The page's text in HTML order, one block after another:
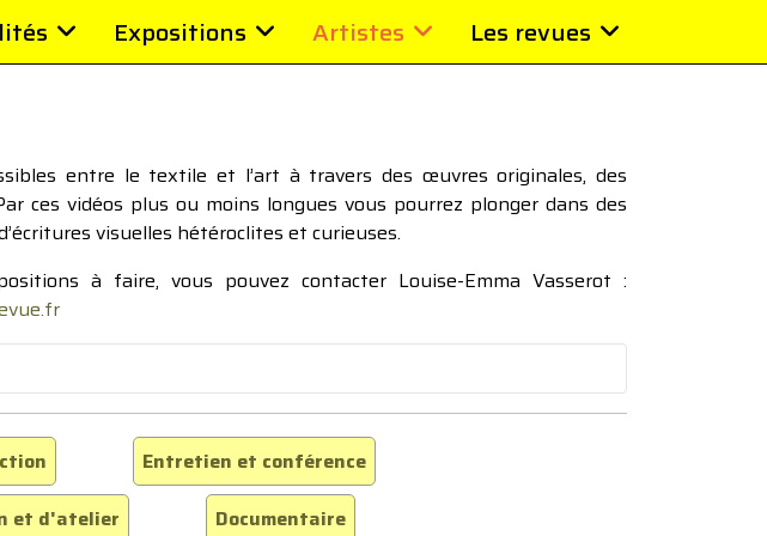
Expositions Artistes Les revues
entre le textile et l’art à travers des œuvres originales, des
ces vidéos plus ou moins longues vous pourrez plonger dans des
visuelles hétéroclites et curieuses.
à faire, vous pouvez contacter Louise-Emma Vasserot :
Entretien et conférence
et d'atelier Documentaire